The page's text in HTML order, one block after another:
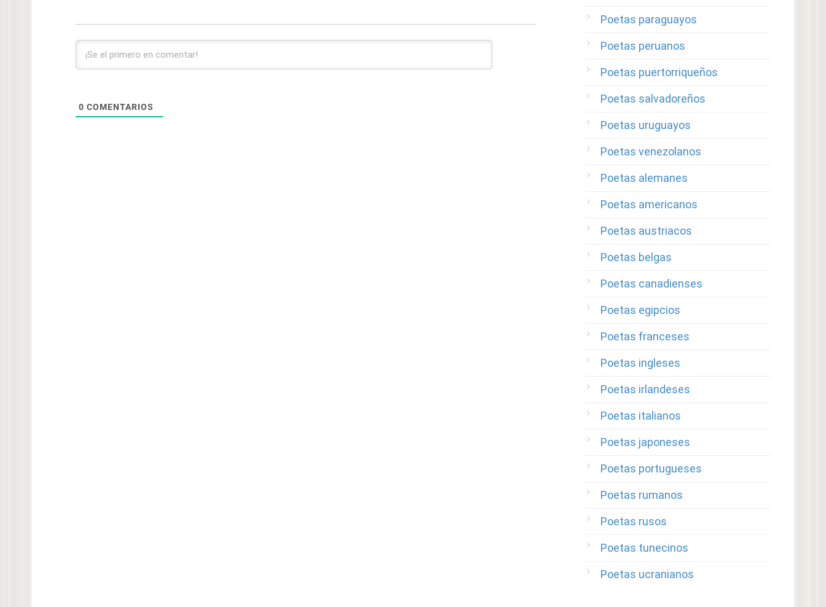
0 COMENTARIOS
Poetas paraguayos
Poetas peruanos
Poetas puertorriqueños
Poetas salvadoreños
Poetas uruguayos
Poetas venezolanos
Poetas alemanes
Poetas americanos
Poetas austriacos
Poetas belgas
Poetas canadienses
Poetas egipcios
Poetas franceses
Poetas ingleses
Poetas irlandeses
Poetas italianos
Poetas japoneses
Poetas portugueses
Poetas rumanos
Poetas rusos
Poetas tunecinos
Poetas ucranianos